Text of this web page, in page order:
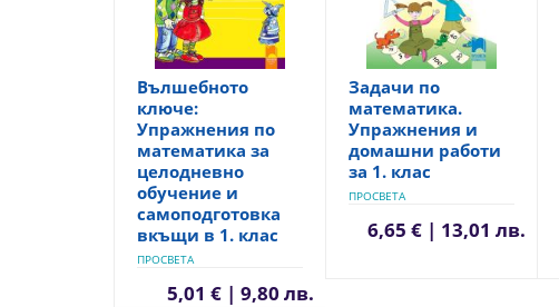
Вълшебното
ключе:
Упражнения по
математика за
целодневно
обучение и
самоподготовка
вкъщи в 1. клас
ПРОСВЕТА
5,01 € | 9,80 лв.
Задачи по
математика.
Упражнения и
домашни работи
за 1. клас
ПРОСВЕТА
6,65 € | 13,01 лв.